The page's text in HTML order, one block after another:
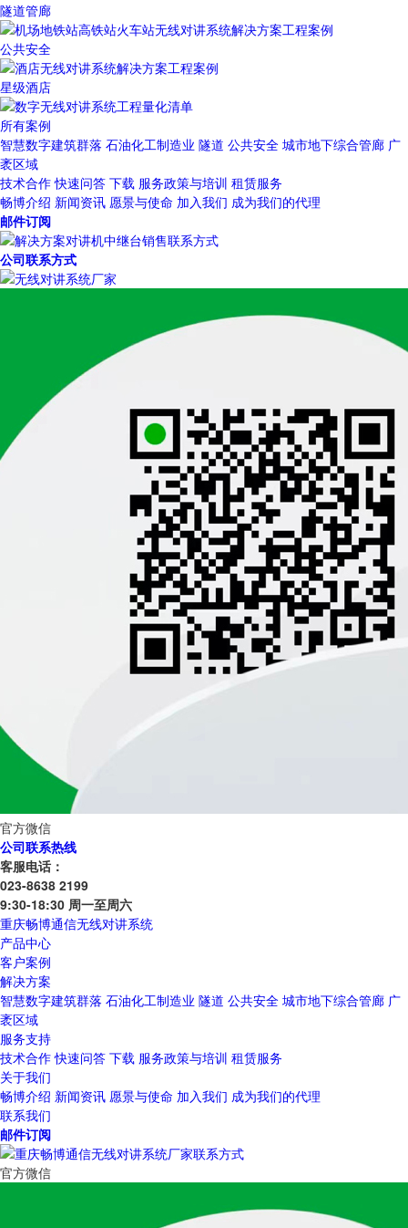
隧道管廊
公共安全
星级酒店
所有案例
智慧数字建筑群落 石油化工制造业 隧道 公共安全 城市地下综合管廊 广
袤区域
技术合作 快速问答 下载 服务政策与培训 租赁服务
畅博介绍 新闻资讯 愿景与使命 加入我们 成为我们的代理
邮件订阅
公司联系方式
官方微信
公司联系热线
客服电话：
023-8638 2199
9:30-18:30 周一至周六
重庆畅博通信无线对讲系统
产品中心
客户案例
解决方案
智慧数字建筑群落 石油化工制造业 隧道 公共安全 城市地下综合管廊 广
袤区域
服务支持
技术合作 快速问答 下载 服务政策与培训 租赁服务
关于我们
畅博介绍 新闻资讯 愿景与使命 加入我们 成为我们的代理
联系我们
邮件订阅
官方微信